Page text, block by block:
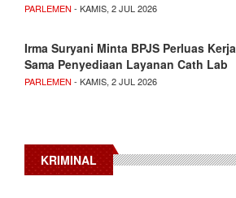
PARLEMEN - KAMIS, 2 JUL 2026
Irma Suryani Minta BPJS Perluas Kerja
Sama Penyediaan Layanan Cath Lab
PARLEMEN - KAMIS, 2 JUL 2026
KRIMINAL